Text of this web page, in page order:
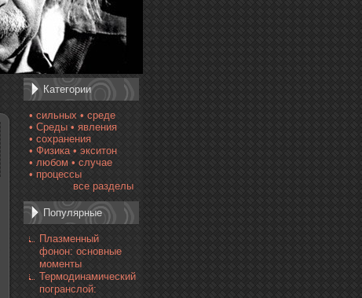
Категории
• сильных • среде
• Среды • явления
• сохранения
• Физика • экситон
• любом • случае
• процессы
все разделы
Популярные
Плазменный
фонон: основные
моменты
Термодинамический
погранслой: